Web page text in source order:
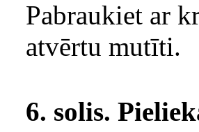
Pabraukiet ar
atvērtu mutīti.
6. solis.